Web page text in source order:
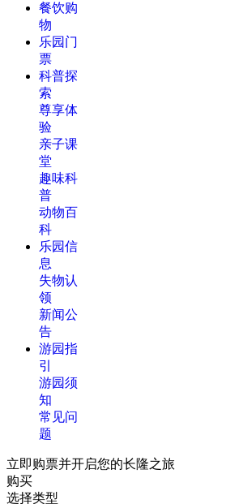
餐饮购
物
乐园门
票
科普探
索
尊享体
验
亲子课
堂
趣味科
普
动物百
科
乐园信
息
失物认
领
新闻公
告
游园指
引
游园须
知
常见问
题
立即购票并开启您的长隆之旅
购买
选择类型